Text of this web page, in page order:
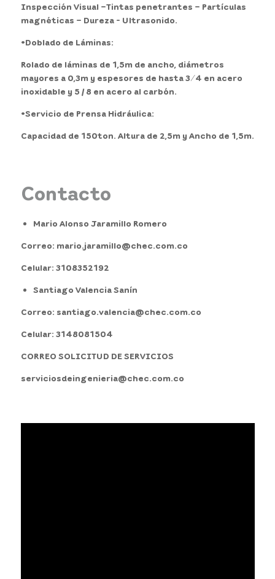
Inspección Visual –Tintas penetrantes – Partículas
magnéticas – Dureza - Ultrasonido.
•Doblado de Láminas:
Rolado de láminas de 1,5m de ancho, diámetros
mayores a 0,3m y espesores de hasta 3 ⁄ 4 en acero
inoxidable y 5 / 8 en acero al carbón.
•Servicio de Prensa Hidráulica:
Capacidad de 150ton. Altura de 2,5m y Ancho de 1,5m.
Contacto
Mario Alonso Jaramillo Romero
Correo: mario.jaramillo@chec.com.co
Celular: 3108352192
Santiago Valencia Sanín
Correo: santiago.valencia@chec.com.co
Celular: 3148081504
CORREO SOLICITUD DE SERVICIOS
serviciosdeingenieria@chec.com.co